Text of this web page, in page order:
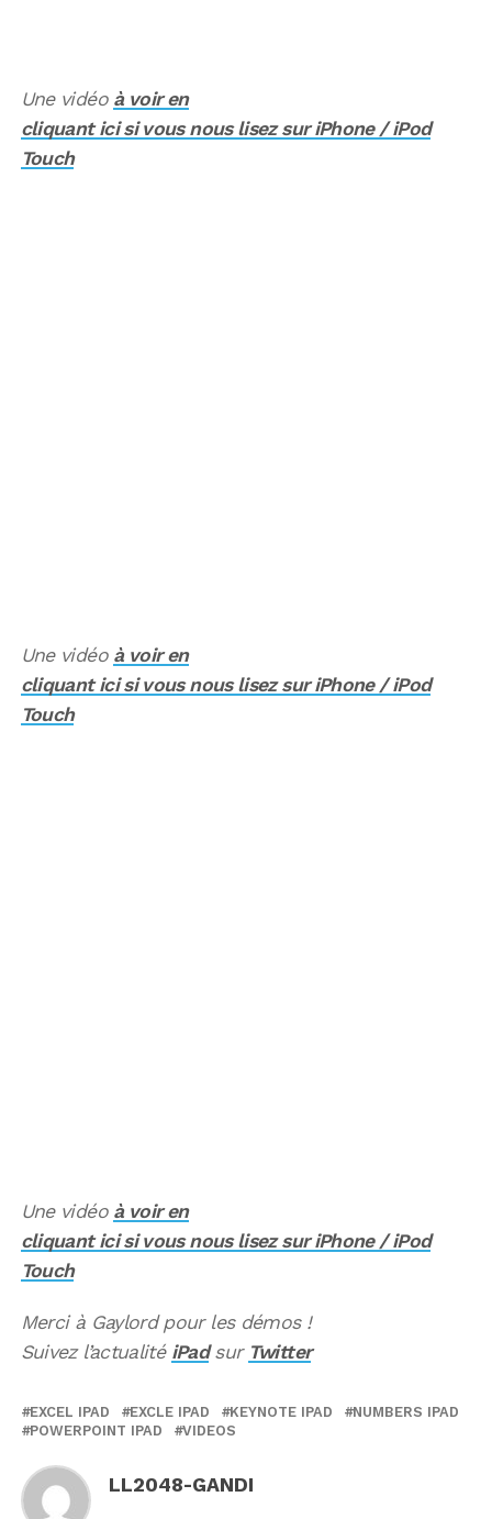
Une vidéo à voir en
cliquant ici si vous nous lisez sur iPhone / iPod
Touch
Une vidéo à voir en
cliquant ici si vous nous lisez sur iPhone / iPod
Touch
Une vidéo à voir en
cliquant ici si vous nous lisez sur iPhone / iPod
Touch
Merci à Gaylord pour les démos !
Suivez l’actualité iPadsur Twitter
EXCEL IPAD EXCLE IPAD KEYNOTE IPAD
NUMBERS IPAD
POWERPOINT IPAD
VIDEOS
LL2048-GANDI